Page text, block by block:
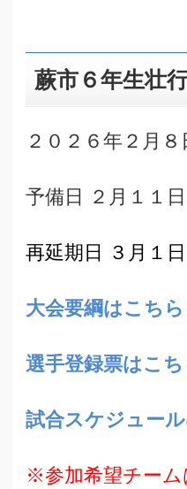
蕨市６年生壮
２０２６年２月
予備日 ２月１１
再延期日 ３月１
大会要綱はこちら
選手登録票はこ
試合スケジュー
※参加希望チーム